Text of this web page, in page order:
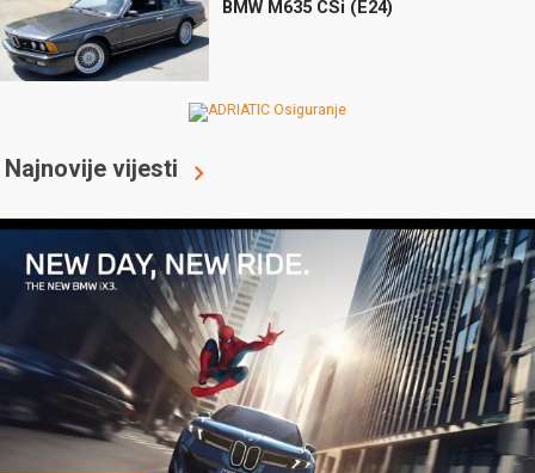
BMW M635 CSi (E24)
Najnovije vijesti